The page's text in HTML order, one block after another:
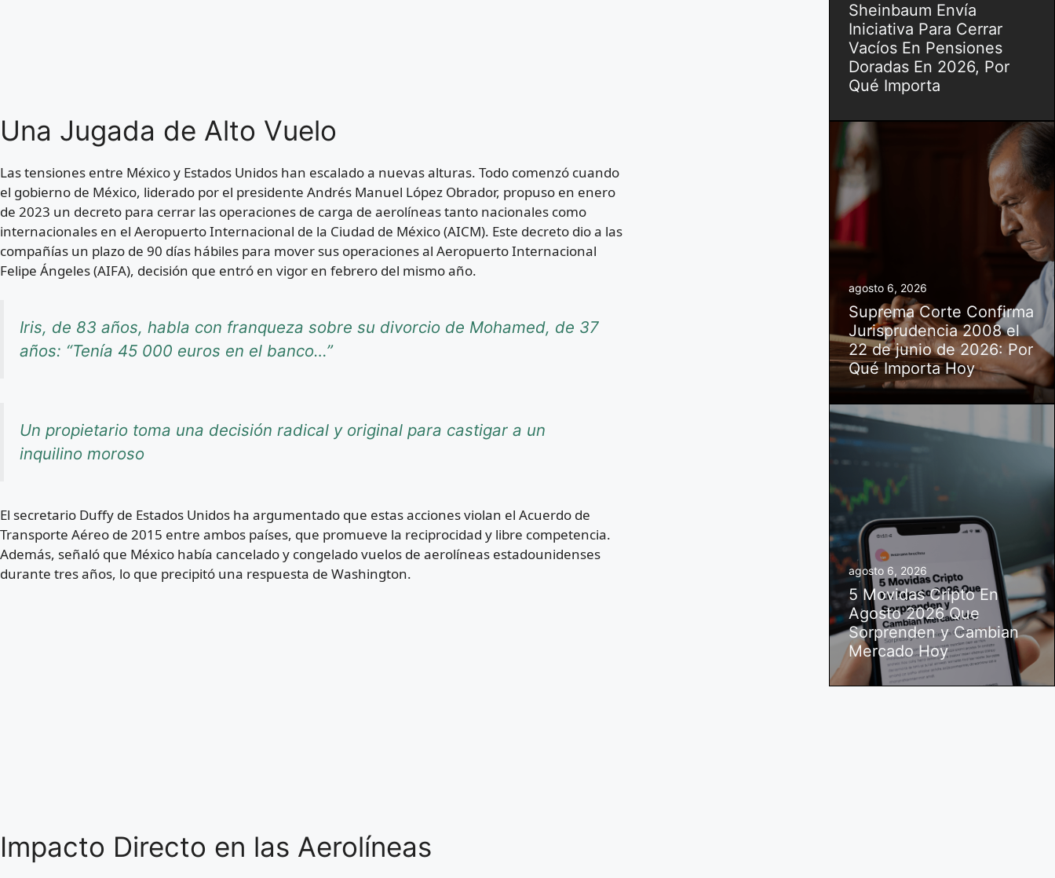
Una Jugada de Alto Vuelo
Las tensiones entre México y Estados Unidos han escalado a nuevas alturas. Todo comenzó cuando
el gobierno de México, liderado por el presidente Andrés Manuel López Obrador, propuso en enero
de 2023 un decreto para cerrar las operaciones de carga de aerolíneas tanto nacionales como
internacionales en el Aeropuerto Internacional de la Ciudad de México (AICM). Este decreto dio a las
compañías un plazo de 90 días hábiles para mover sus operaciones al Aeropuerto Internacional
Felipe Ángeles (AIFA), decisión que entró en vigor en febrero del mismo año.
Iris, de 83 años, habla con franqueza sobre su divorcio de Mohamed, de 37
años: “Tenía 45 000 euros en el banco…”
Un propietario toma una decisión radical y original para castigar a un
inquilino moroso
El secretario Duffy de Estados Unidos ha argumentado que estas acciones violan el Acuerdo de
Transporte Aéreo de 2015 entre ambos países, que promueve la reciprocidad y libre competencia.
Además, señaló que México había cancelado y congelado vuelos de aerolíneas estadounidenses
durante tres años, lo que precipitó una respuesta de Washington.
Impacto Directo en las Aerolíneas
Sheinbaum Envía
Iniciativa Para Cerrar
Vacíos En Pensiones
Doradas En 2026, Por
Qué Importa
agosto 6, 2026
Suprema Corte Confirma
Jurisprudencia 2008 el
22 de junio de 2026: Por
Qué Importa Hoy
agosto 6, 2026
5 Movidas Cripto En
Agosto 2026 Que
Sorprenden y Cambian
Mercado Hoy